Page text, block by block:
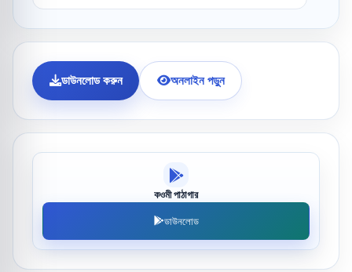
ডাউনলোড করুন অনলাইন পড়ুন
কওমী পাঠাগার
ডাউনলোড